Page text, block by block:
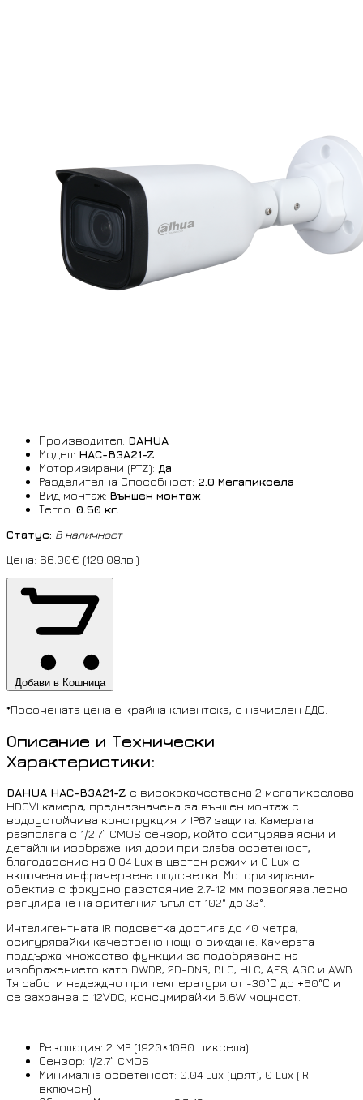
Производител: DAHUA
Модел: HAC-B3A21-Z
Моторизирани (PTZ): Да
Разделителна Способност: 2.0 Мегапиксела
Вид монтаж: Външен монтаж
Тегло: 0.50 кг.
Статус: В наличност
Цена: 66.00€ (129.08лв.)
Добави в Кошница
*Посочената цена е крайна клиентска, с начислен ДДС.
Описание и Технически
Характеристики:
DAHUA HAC-B3A21-Z е висококачествена 2 мегапикселова
HDCVI камера, предназначена за външен монтаж с
водоустойчива конструкция и IP67 защита. Камерата
разполага с 1/2.7” CMOS сензор, който осигурява ясни и
детайлни изображения дори при слаба осветеност,
благодарение на 0.04 Lux в цветен режим и 0 Lux с
включена инфрачервена подсветка. Моторизираният
обектив с фокусно разстояние 2.7-12 мм позволява лесно
регулиране на зрителния ъгъл от 102° до 33°.
Интелигентната IR подсветка достига до 40 метра,
осигурявайки качествено нощно виждане. Камерата
поддържа множество функции за подобряване на
изображението като DWDR, 2D-DNR, BLC, HLC, AES, AGC и AWB.
Тя работи надеждно при температури от -30°С до +60°С и
се захранва с 12VDC, консумирайки 6.6W мощност.
Резолюция: 2 MP (1920×1080 пиксела)
Сензор: 1/2.7” CMOS
Минимална осветеност: 0.04 Lux (цвят), 0 Lux (IR
включен)